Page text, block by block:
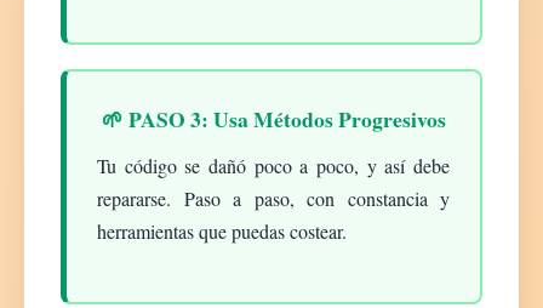
🌱 PASO 3: Usa Métodos Progresivos
Tu código se dañó poco a poco, y así debe
repararse. Paso a paso, con constancia y
herramientas que puedas costear.